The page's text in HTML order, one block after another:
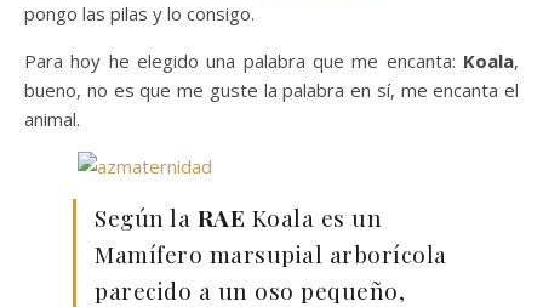
pongo las pilas y lo consigo.
Para hoy he elegido una palabra que me encanta: Koala,
bueno, no es que me guste la palabra en sí, me encanta el
animal.
Según la RAE Koala es un
Mamífero marsupial arborícola
parecido a un oso pequeño,